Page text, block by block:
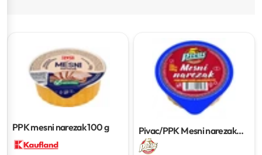
PPK mesni narezak100 g
Pivac/PPK Mesni narezak
100g